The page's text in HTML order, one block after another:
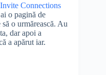
Connections
o pagină de
o urmărească. Au
dar apoi a
a apărut iar.